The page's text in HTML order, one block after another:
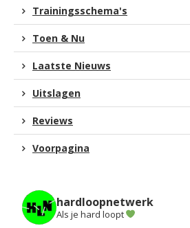
Trainingsschema's
Toen & Nu
Laatste Nieuws
Uitslagen
Reviews
Voorpagina
hardloopnetwerk
Als je hard loopt